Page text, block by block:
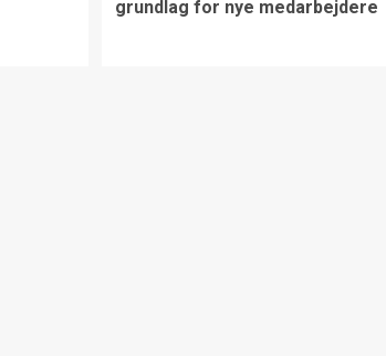
grundlag for nye medarbejdere